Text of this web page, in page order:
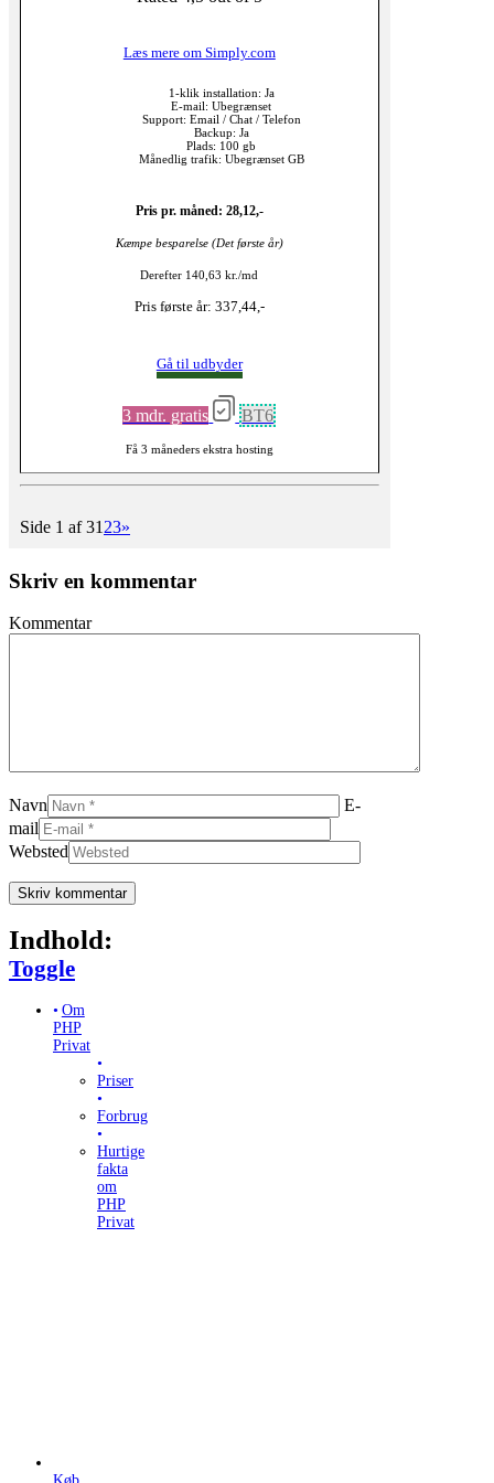
Læs mere om Simply.com
1-klik installation: Ja
E-mail: Ubegrænset
Support: Email / Chat / Telefon
Backup: Ja
Plads: 100 gb
Månedlig trafik: Ubegrænset GB
Pris pr. måned: 28,12,-
Kæmpe besparelse (Det første år)
Derefter 140,63 kr./md
Pris første år: 337,44,-
Gå til udbyder
3 mdr. gratis BT6
Få 3 måneders ekstra hosting
Side 1 af 31 23»
Skriv en kommentar
Kommentar
Navn
E-
mail
Websted
Indhold:
Toggle Table of Content
Toggle
Om
PHP
Privat
Priser
Forbrug
Hurtige
fakta
om
PHP
Privat